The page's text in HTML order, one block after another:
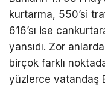
kurtarma, 550’si
616’sı ise
yansıdı. Zor
birçok farklı
yüzlerce vatandaş